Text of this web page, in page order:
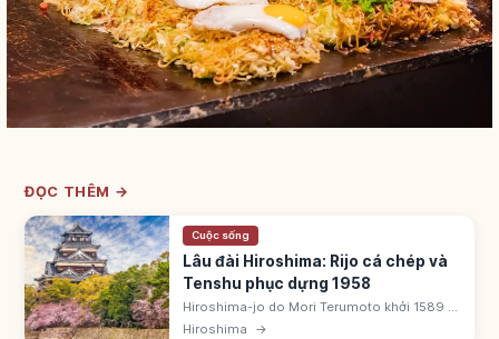
ĐỌC THÊM →
Cuộc sống
Lâu đài Hiroshima: Rijo cá chép và
Tenshu phục dựng 1958
Hiroshima-jo do Mori Terumoto khởi 1589 ở
cửa sông Ota. 'Rijo' hay 'lâu đài cá chép' do
Hiroshima →